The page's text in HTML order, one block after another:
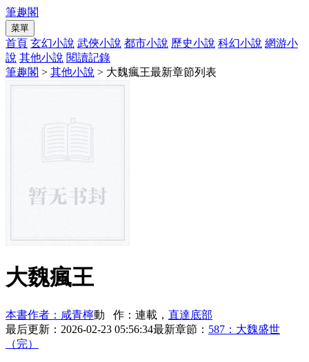
筆趣閣
菜單
首頁 玄幻小說 武俠小說 都市小說 歷史小說 科幻小說 網游小
說 其他小說 閱讀記錄
筆趣閣 > 其他小說 > 大魏瘋王最新章節列表
大魏瘋王
本書作者：咸青檸動 作：連載， 直達底部
最后更新：2026-02-23 05:56:34最新章節： 587：大魏盛世
（完）